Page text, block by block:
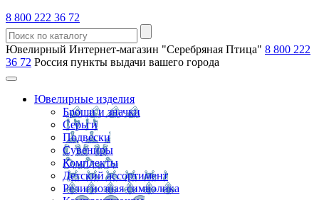
8 800 222 36 72
Ювелирный Интернет-магазин "Серебряная Птица" 8 800 222
36 72 Россия пункты выдачи вашего города
Ювелирные изделия
Броши и значки
Серьги
Подвески
Сувениры
Комплекты
Детский ассортимент
Религиозная символика